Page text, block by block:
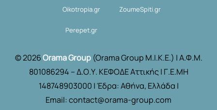
Oikotropia.gr ZoumeSpiti.gr
Perepet.gr
© 2026Orama Group(Orama Group Μ.Ι.Κ.Ε.) | Α.Φ.Μ.
801086294 – Δ.Ο.Υ. ΚΕΦΟΔΕ Αττικής | Γ.Ε.ΜΗ
148748903000 | Έδρα: Αθήνα, Ελλάδα |
Email: contact@orama-group.com